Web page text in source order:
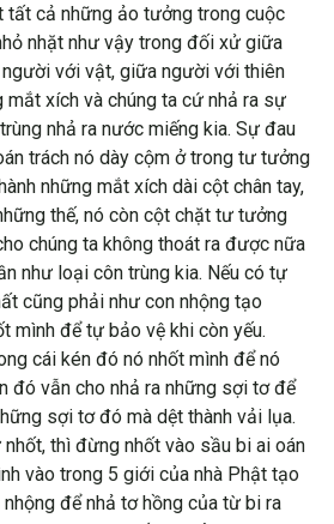
tất cả những ảo tưởng trong cuộc
nhặt như vậy trong đối xử giữa
với vật, giữa người với thiên
mắt xích và chúng ta cứ nhả ra sự
nhả ra nước miếng kia. Sự đau
trách nó dày cộm ở trong tư tưởng
những mắt xích dài cột chân tay,
thế, nó còn cột chặt tư tưởng
chúng ta không thoát ra được nữa
như loại côn trùng kia. Nếu có tự
cũng phải như con nhộng tạo
mình để tự bảo vệ khi còn yếu.
cái kén đó nó nhốt mình để nó
đó vẫn cho nhả ra những sợi tơ để
sợi tơ đó mà dệt thành vải lụa.
nhốt, thì đừng nhốt vào sầu bi ai oán
vào trong 5 giới của nhà Phật tạo
để nhả tơ hồng của từ bi ra